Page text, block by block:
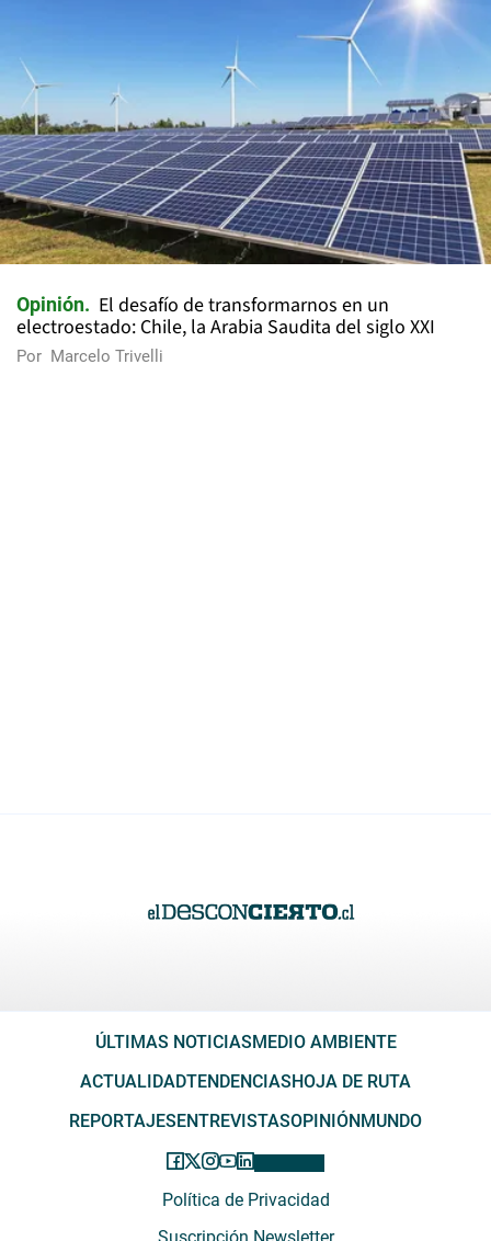
Opinión
El desafío de transformarnos en un
electroestado: Chile, la Arabia Saudita del siglo XXI
Por Marcelo Trivelli
ÚLTIMAS NOTICIASMEDIO AMBIENTE
ACTUALIDADTENDENCIASHOJA DE RUTA
REPORTAJESENTREVISTASOPINIÓNMUNDO
Política de Privacidad